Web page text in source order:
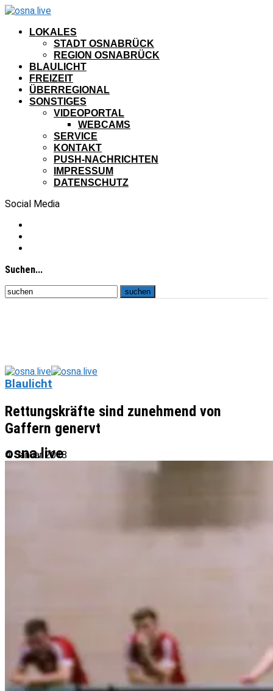
LOKALES
STADT OSNABRÜCK
REGION OSNABRÜCK
BLAULICHT
FREIZEIT
ÜBERREGIONAL
SONSTIGES
VIDEOPORTAL
WEBCAMS
SERVICE
KONTAKT
PUSH-NACHRICHTEN
IMPRESSUM
DATENSCHUTZ
Social Media
Suchen...
osna.live
Blaulicht
Rettungskräfte sind zunehmend von
Gaffern genervt
4. Januar 2018